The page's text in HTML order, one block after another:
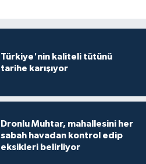
Türkiye'nin kaliteli tütünü
tarihe karışıyor
Dronlu Muhtar, mahallesini her
sabah havadan kontrol edip
eksikleri belirliyor